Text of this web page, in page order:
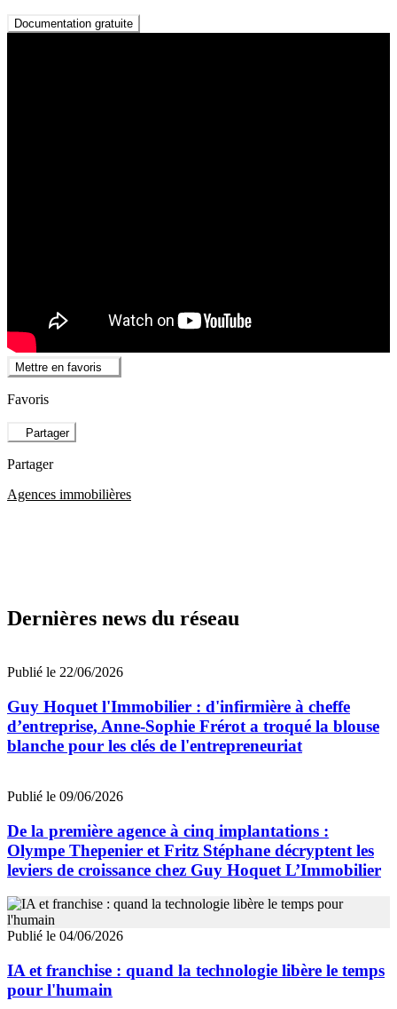
Documentation gratuite
Mettre en favoris
Favoris
Partager
Partager
Agences immobilières
Dernières news du réseau
Publié le 22/06/2026
Guy Hoquet l'Immobilier : d'infirmière à cheffe
d’entreprise, Anne-Sophie Frérot a troqué la blouse
blanche pour les clés de l'entrepreneuriat
Publié le 09/06/2026
De la première agence à cinq implantations :
Olympe Thepenier et Fritz Stéphane décryptent les
leviers de croissance chez Guy Hoquet L’Immobilier
Publié le 04/06/2026
IA et franchise : quand la technologie libère le temps
pour l'humain